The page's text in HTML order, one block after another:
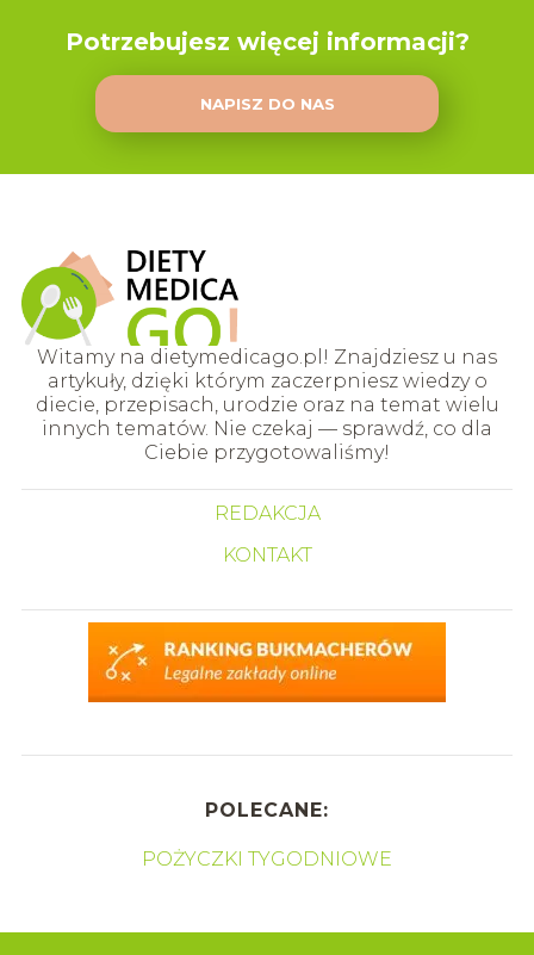
Potrzebujesz więcej informacji?
NAPISZ DO NAS
Witamy na dietymedicago.pl! Znajdziesz u nas
artykuły, dzięki którym zaczerpniesz wiedzy o
diecie, przepisach, urodzie oraz na temat wielu
innych tematów. Nie czekaj — sprawdź, co dla
Ciebie przygotowaliśmy!
REDAKCJA
KONTAKT
POLECANE:
POŻYCZKI TYGODNIOWE